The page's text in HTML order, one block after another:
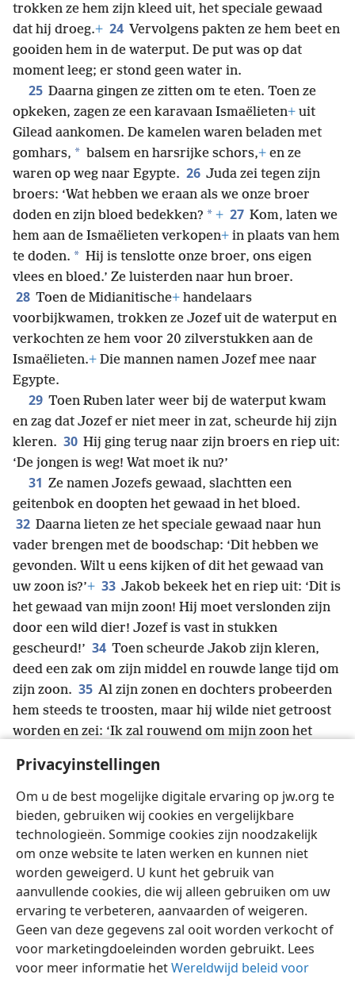
Privacyinstellingen
Om u de best mogelijke digitale ervaring op jw.org te
bieden, gebruiken wij cookies en vergelijkbare
technologieën. Sommige cookies zijn noodzakelijk
om onze website te laten werken en kunnen niet
worden geweigerd. U kunt het gebruik van
aanvullende cookies, die wij alleen gebruiken om uw
ervaring te verbeteren, aanvaarden of weigeren.
Geen van deze gegevens zal ooit worden verkocht of
voor marketingdoeleinden worden gebruikt. Lees
voor meer informatie hetWereldwijd beleid voor
trokken ze hem zijn kleed uit, het speciale gewaad
dat hij droeg.+ 24 Vervolgens pakten ze hem beet en
gooiden hem in de waterput. De put was op dat
moment leeg; er stond geen water in.
25 Daarna gingen ze zitten om te eten. Toen ze
opkeken, zagen ze een karavaan Ismaëlieten+ uit
Gilead aankomen. De kamelen waren beladen met
gomhars, * balsem en harsrijke schors,+ en ze
waren op weg naar Egypte. 26 Juda zei tegen zijn
broers: ‘Wat hebben we eraan als we onze broer
doden en zijn bloed bedekken? * + 27 Kom, laten we
hem aan de Ismaëlieten verkopen+ in plaats van hem
te doden. * Hij is tenslotte onze broer, ons eigen
vlees en bloed.’ Ze luisterden naar hun broer.
28 Toen de Midianitische+ handelaars
voorbijkwamen, trokken ze Jozef uit de waterput en
verkochten ze hem voor 20 zilverstukken aan de
Ismaëlieten.+ Die mannen namen Jozef mee naar
Egypte.
29 Toen Ruben later weer bij de waterput kwam
en zag dat Jozef er niet meer in zat, scheurde hij zijn
kleren. 30 Hij ging terug naar zijn broers en riep uit:
‘De jongen is weg! Wat moet ik nu?’
31 Ze namen Jozefs gewaad, slachtten een
geitenbok en doopten het gewaad in het bloed.
32 Daarna lieten ze het speciale gewaad naar hun
vader brengen met de boodschap: ‘Dit hebben we
gevonden. Wilt u eens kijken of dit het gewaad van
uw zoon is?’+ 33 Jakob bekeek het en riep uit: ‘Dit is
het gewaad van mijn zoon! Hij moet verslonden zijn
door een wild dier! Jozef is vast in stukken
gescheurd!’ 34 Toen scheurde Jakob zijn kleren,
deed een zak om zijn middel en rouwde lange tijd om
zijn zoon. 35 Al zijn zonen en dochters probeerden
hem steeds te troosten, maar hij wilde niet getroost
worden en zei: ‘Ik zal rouwend om mijn zoon het
36 Intussen verkochten de Midianieten Jozef in
Egypte aan Po̱tifar, een hofbeambte van de farao+
die aan het hoofd van de wachters stond.+
Nederlands Delen Instellingen
Copyright © 2026 Watch Tower Bible and Tract Society of Pennsylvania
Gebruiksvoorwaarden Privacybeleid
Privacyinstellingen
JW.ORG
Inloggen